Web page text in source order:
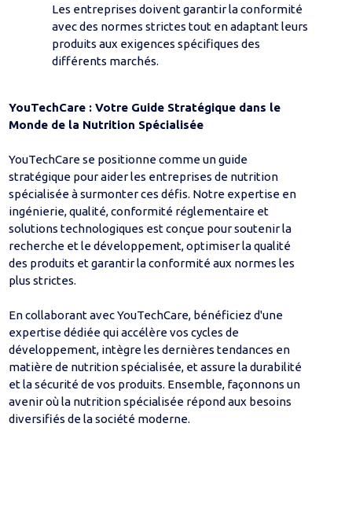
Les entreprises doivent garantir la conformité
avec des normes strictes tout en adaptant leurs
produits aux exigences spécifiques des
différents marchés.
YouTechCare : Votre Guide Stratégique dans le
Monde de la Nutrition Spécialisée
YouTechCare se positionne comme un guide
stratégique pour aider les entreprises de nutrition
spécialisée à surmonter ces défis. Notre expertise en
ingénierie, qualité, conformité réglementaire et
solutions technologiques est conçue pour soutenir la
recherche et le développement, optimiser la qualité
des produits et garantir la conformité aux normes les
plus strictes.
En collaborant avec YouTechCare, bénéficiez d'une
expertise dédiée qui accélère vos cycles de
développement, intègre les dernières tendances en
matière de nutrition spécialisée, et assure la durabilité
et la sécurité de vos produits. Ensemble, façonnons un
avenir où la nutrition spécialisée répond aux besoins
diversifiés de la société moderne.